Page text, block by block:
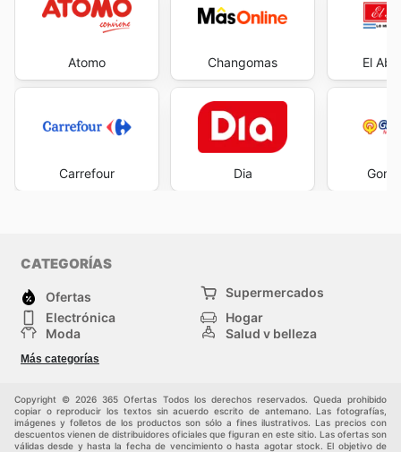
Atomo
Carrefour
Changomas
Dia
El
CATEGORÍAS
Ofertas
Supermercados
Electrónica
Hogar
Moda
Salud y belleza
Deportes
Más categorías
Copyright © 2026 365 Ofertas Todos los derechos reservados. Queda prohibido
copiar o reproducir los textos sin acuerdo escrito de antemano. Las fotografías,
imágenes y folletos de los productos son sólo a fines ilustrativos. Las precios con
descuentos vienen de distribuidores oficiales que figuran en este sitio. Las ofertas son
válidas desde y hasta la fecha de vencimiento o hasta agotar stock. El objetivo de